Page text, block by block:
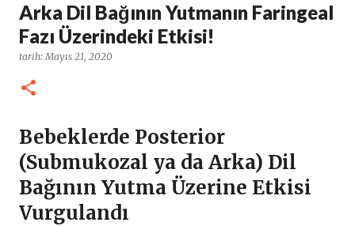
DIL BAĞI TEDAVISI KISA DIL BAĞI
Arka Dil Bağının Yutmanın Faringeal
Fazı Üzerindeki Etkisi!
tarih:Mayıs 21, 2020
Bebeklerde Posterior
(Submukozal ya da Arka) Dil
Bağının Yutma Üzerine Etkisi
Vurgulandı